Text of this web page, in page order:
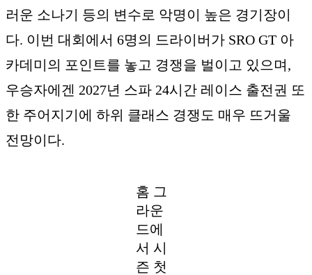
러운 소나기 등의 변수로 악명이 높은 경기장이
다. 이번 대회에서 6명의 드라이버가 SRO GT 아
카데미의 포인트를 놓고 경쟁을 벌이고 있으며,
우승자에겐 2027년 스파 24시간 레이스 출전권 또
한 주어지기에 하위 클래스 경쟁도 매우 뜨거울
전망이다.
홈 그
라운
드에
서 시
즌 첫